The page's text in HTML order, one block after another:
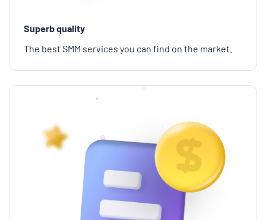
Superb quality
The best SMM services you can find on the market.